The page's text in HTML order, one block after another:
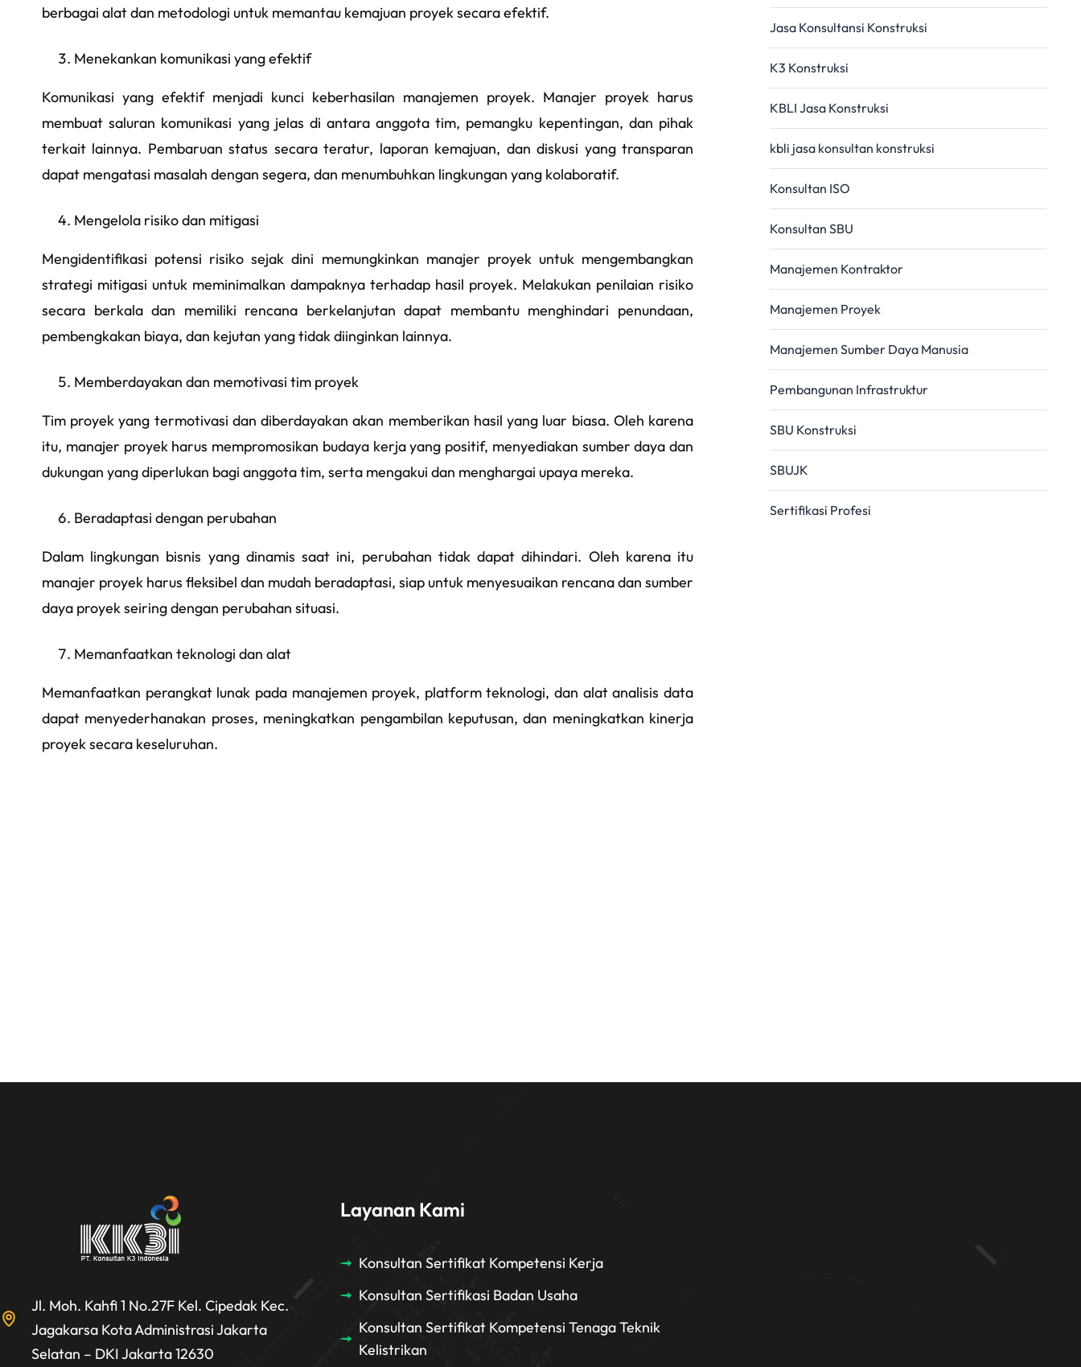
berbagai alat dan metodologi untuk memantau kemajuan proyek secara efektif.
Menekankan komunikasi yang efektif
Komunikasi yang efektif menjadi kunci keberhasilan manajemen proyek. Manajer proyek harus
membuat saluran komunikasi yang jelas di antara anggota tim, pemangku kepentingan, dan pihak
terkait lainnya. Pembaruan status secara teratur, laporan kemajuan, dan diskusi yang transparan
dapat mengatasi masalah dengan segera, dan menumbuhkan lingkungan yang kolaboratif.
Mengelola risiko dan mitigasi
Mengidentifikasi potensi risiko sejak dini memungkinkan manajer proyek untuk mengembangkan
strategi mitigasi untuk meminimalkan dampaknya terhadap hasil proyek. Melakukan penilaian risiko
secara berkala dan memiliki rencana berkelanjutan dapat membantu menghindari penundaan,
pembengkakan biaya, dan kejutan yang tidak diinginkan lainnya.
Memberdayakan dan memotivasi tim proyek
Tim proyek yang termotivasi dan diberdayakan akan memberikan hasil yang luar biasa. Oleh karena
itu, manajer proyek harus mempromosikan budaya kerja yang positif, menyediakan sumber daya dan
dukungan yang diperlukan bagi anggota tim, serta mengakui dan menghargai upaya mereka.
Beradaptasi dengan perubahan
Dalam lingkungan bisnis yang dinamis saat ini, perubahan tidak dapat dihindari. Oleh karena itu
manajer proyek harus fleksibel dan mudah beradaptasi, siap untuk menyesuaikan rencana dan sumber
daya proyek seiring dengan perubahan situasi.
Memanfaatkan teknologi dan alat
Memanfaatkan perangkat lunak pada manajemen proyek, platform teknologi, dan alat analisis data
dapat menyederhanakan proses, meningkatkan pengambilan keputusan, dan meningkatkan kinerja
proyek secara keseluruhan.
Jasa Konsultansi Konstruksi
K3 Konstruksi
KBLI Jasa Konstruksi
kbli jasa konsultan konstruksi
Konsultan ISO
Konsultan SBU
Manajemen Kontraktor
Manajemen Proyek
Manajemen Sumber Daya Manusia
Pembangunan Infrastruktur
SBU Konstruksi
SBUJK
Sertifikasi Profesi
Jl. Moh. Kahfi 1 No.27F Kel. Cipedak Kec.
Jagakarsa Kota Administrasi Jakarta
Selatan – DKI Jakarta 12630
Layanan Kami
Konsultan Sertifikat Kompetensi Kerja
Konsultan Sertifikasi Badan Usaha
Konsultan Sertifikat Kompetensi Tenaga Teknik
Kelistrikan